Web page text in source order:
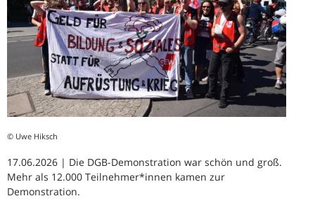
© Uwe Hiksch
17.06.2026 | Die DGB-Demonstration war schön und groß.
Mehr als 12.000 Teilnehmer*innen kamen zur
Demonstration.